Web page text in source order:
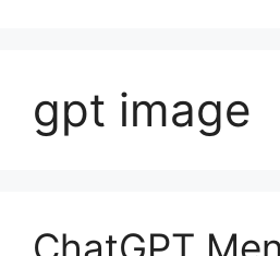
gpt image